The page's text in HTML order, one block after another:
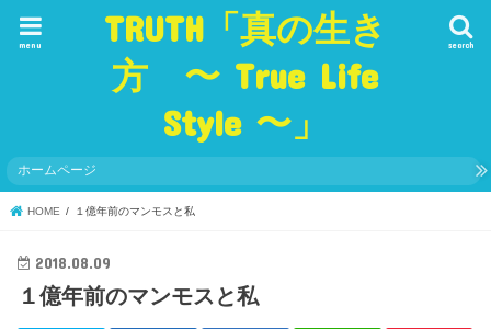
TRUTH「真の生き
方 〜 True Life
Style 〜」
search
menu
ホームページ
HOME １億年前のマンモスと私
2018.08.09
１億年前のマンモスと私